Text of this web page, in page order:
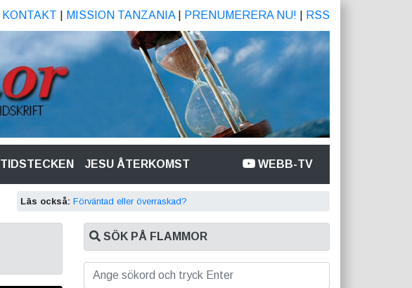
KONTAKT MISSION TANZANIA| PRENUMERERA NU! RSS
TIDSTECKEN JESU ÅTERKOMST WEBB-TV
Läs också: Förväntad eller överraskad?
SÖK PÅ FLAMMOR